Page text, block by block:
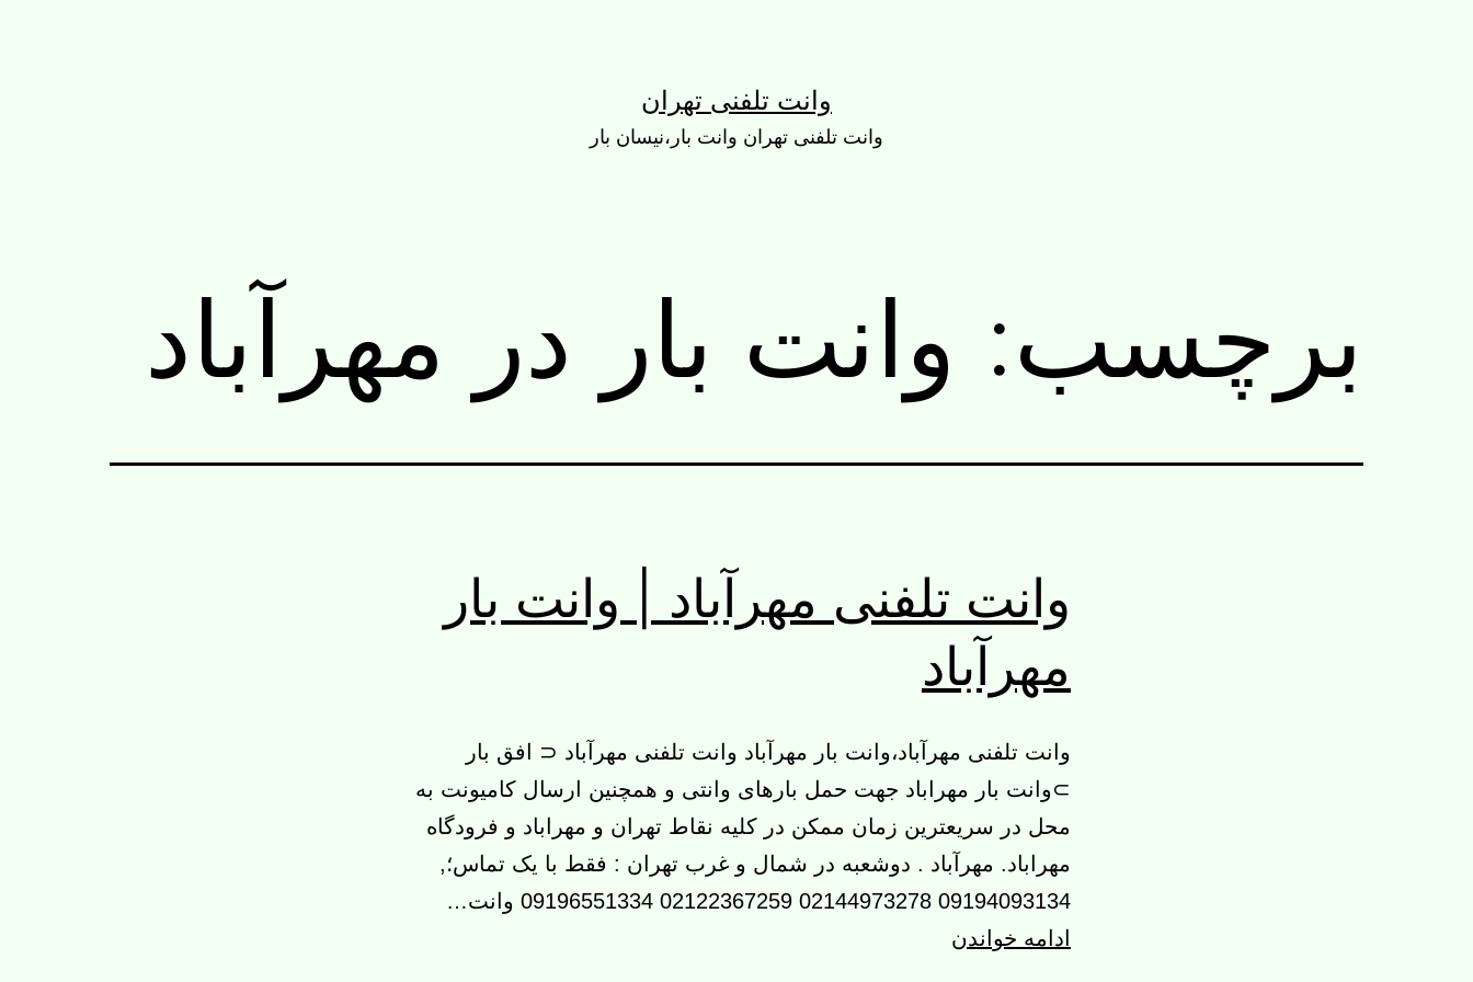
وانت تلفنی تهران
وانت تلفنی تهران وانت بار،نیسان بار
برچسب: وانت بار در مهرآباد
وانت تلفنی مهرآباد | وانت بار
مهرآباد
وانت تلفنی مهرآباد،وانت بار مهرآباد وانت تلفنی مهرآباد ⊂ افق بار
⊃وانت بار مهراباد جهت حمل بارهای وانتی و همچنین ارسال کامیونت به
محل در سریعترین زمان ممکن در کلیه نقاط تهران و مهراباد و فرودگاه
مهراباد. مهرآباد . دوشعبه در شمال و غرب تهران : فقط با یک تماس؛,
09194093134 02144973278 02122367259 09196551334 وانت…
ادامه خواندن